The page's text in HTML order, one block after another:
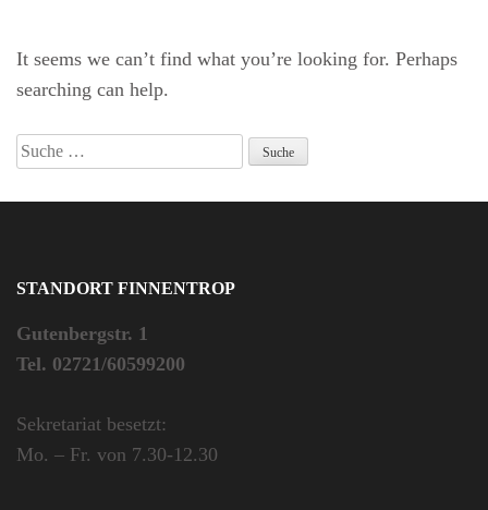
It seems we can’t find what you’re looking for. Perhaps
searching can help.
Suche
STANDORT FINNENTROP
Gutenbergstr. 1
Tel. 02721/60599200
Sekretariat besetzt:
Mo. – Fr. von 7.30-12.30